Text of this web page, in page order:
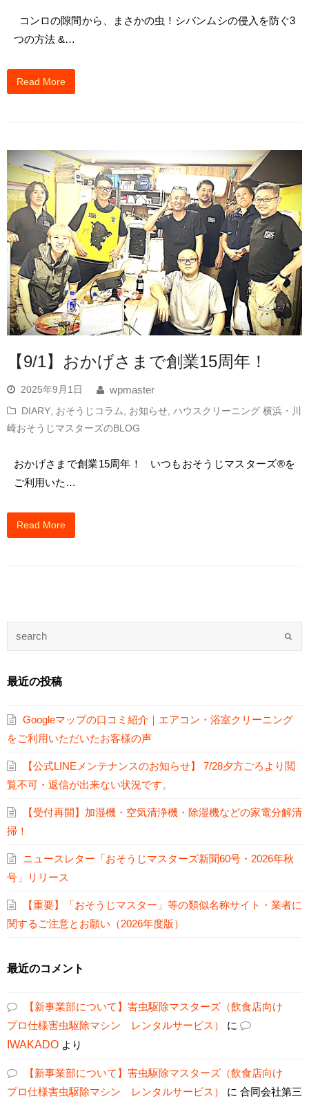
コンロの隙間から、まさかの虫！シバンムシの侵入を防ぐ3
つの方法 &…
Read More
【9/1】おかげさまで創業15周年！
2025年9月1日
wpmaster
DIARY おそうじコラム お知らせ ハウスクリーニング 横浜・川
崎おそうじマスターズのBLOG
おかげさまで創業15周年！ いつもおそうじマスターズ®を
ご利用いた…
Read More
最近の投稿
Googleマップの口コミ紹介｜エアコン・浴室クリーニング
をご利用いただいたお客様の声
【公式LINEメンテナンスのお知らせ】 7/28夕方ごろより閲
覧不可・返信が出来ない状況です。
【受付再開】加湿機・空気清浄機・除湿機などの家電分解清
掃！
ニュースレター「おそうじマスターズ新聞60号・2026年秋
号」リリース
【重要】「おそうじマスター」等の類似名称サイト・業者に
関するご注意とお願い（2026年度版）
最近のコメント
【新事業部について】害虫駆除マスターズ（飲食店向け
プロ仕様害虫駆除マシン レンタルサービス）
に
IWAKADO より
【新事業部について】害虫駆除マスターズ（飲食店向け
プロ仕様害虫駆除マシン レンタルサービス）
に 合同会社第三